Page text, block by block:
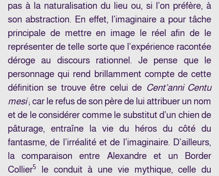
pas à la naturalisation du lieu ou, si l’on préfère, à
son abstraction. En effet, l’imaginaire a pour tâche
principale de mettre en image le réel afin de le
représenter de telle sorte que l’expérience racontée
déroge au discours rationnel. Je pense que le
personnage qui rend brillamment compte de cette
définition se trouve être celui de Cent’anni Centu
mesi; car le refus de son père de lui attribuer un nom
et de le considérer comme le substitut d’un chien de
pâturage, entraîne la vie du héros du côté du
fantasme, de l’irréalité et de l’imaginaire. D’ailleurs,
la comparaison entre Alexandre et un Border
Collier5
le conduit à une vie mythique, celle du